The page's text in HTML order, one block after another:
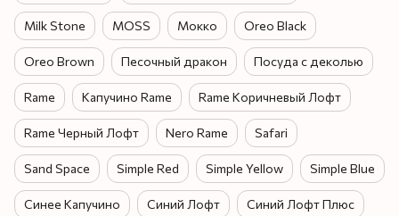
Milk Stone MOSS Мокко Oreo Black
Oreo Brown Песочный дракон Посуда с деколью
Rame Капучино Rame Rame Коричневый Лофт
Rame Черный Лофт Nero Rame Safari
Sand Space Simple Red Simple Yellow Simple Blue
Синее Капучино Синий Лофт Синий Лофт Плюс